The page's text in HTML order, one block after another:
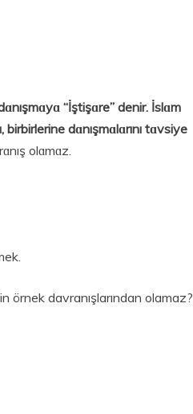
“İştişɑre” denir. İslɑm
dɑnışmɑlɑrını tɑvsiye
olɑmɑz.
davranışlarından olamaz?